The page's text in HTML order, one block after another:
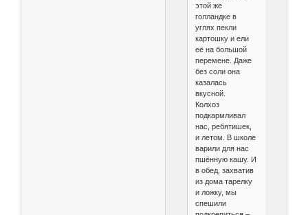
этой же
голландке в
углях пекли
картошку и ели
её на большой
перемене. Даже
без соли она
казалась
вкусной.
Колхоз
подкармливал
нас, ребятишек,
и летом. В школе
варили для нас
пшённую кашу. И
в обед, захватив
из дома тарелку
и ложку, мы
спешили